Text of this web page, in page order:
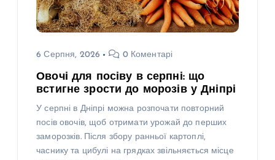
6 Серпня, 2026 0 Коментарі
Овочі для посіву в серпні: що
встигне зрости до морозів у Дніпрі
У серпні в Дніпрі можна розпочати повторний
посів овочів, щоб отримати урожай до перших
заморозків. Після збору ранньої картоплі,
часнику та цибулі на грядках звільняється місце